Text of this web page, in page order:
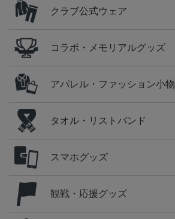
クラブ公式ウェア
コラボ・メモリアルグッズ
アパレル・ファッション小物
タオル・リストバンド
スマホグッズ
観戦・応援グッズ